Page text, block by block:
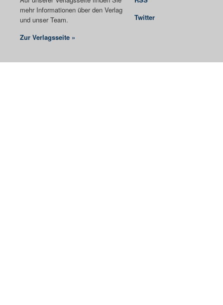
mehr Informationen über den Verlag
und unser Team.
Zur Verlagsseite »
Twitter